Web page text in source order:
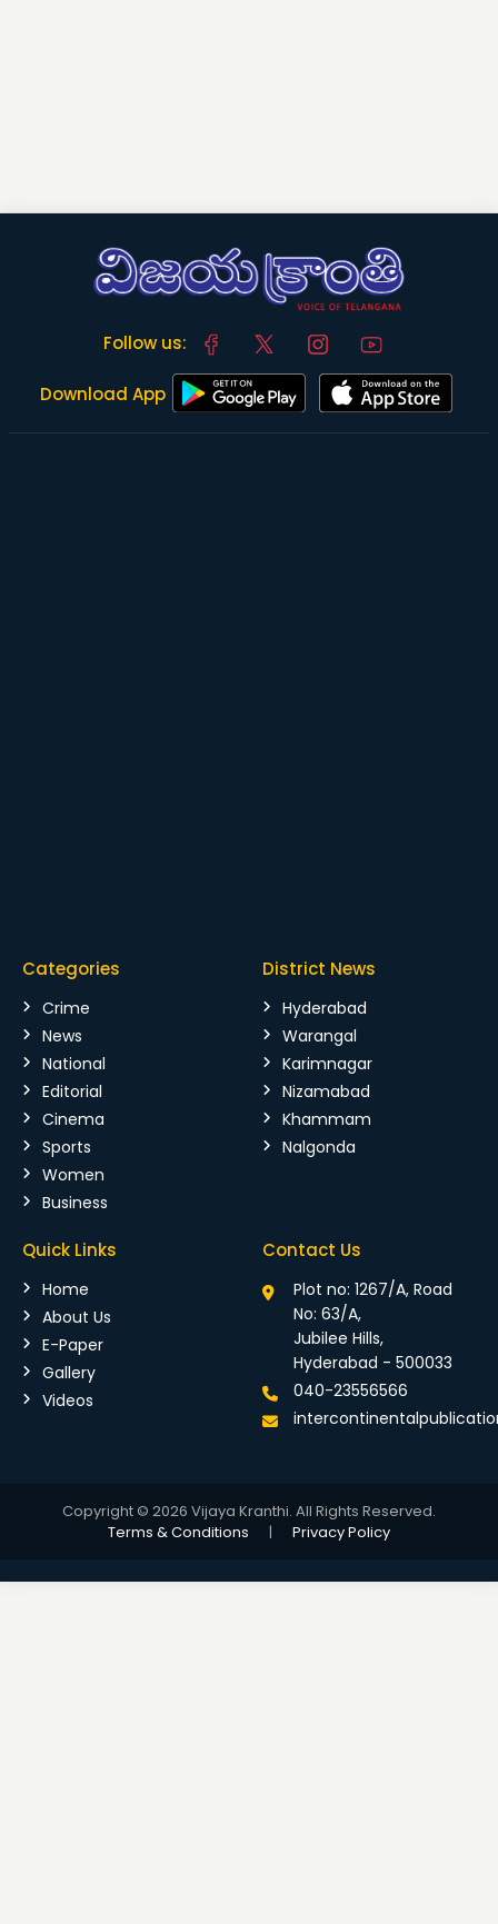
Follow us:
Download App
Categories
Crime
News
National
Editorial
Cinema
Sports
Women
Business
District News
Hyderabad
Warangal
Karimnagar
Nizamabad
Khammam
Nalgonda
Quick Links
Home
About Us
E-Paper
Gallery
Videos
Contact Us
Plot no: 1267/A, Road
No: 63/A,
Jubilee Hills,
Hyderabad - 500033
040-23556566
Copyright © 2026 Vijaya Kranthi. All Rights Reserved.
Terms & Conditions
| Privacy Policy